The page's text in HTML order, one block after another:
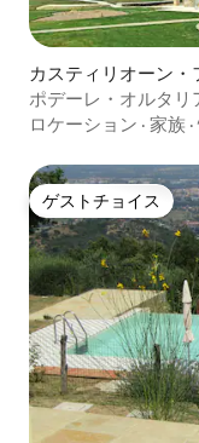
カスティリオーン・
ラ
ポデーレ・オルタリ
ロケーション · 家族 ·
ゲストチョイス
ゲストチョイス